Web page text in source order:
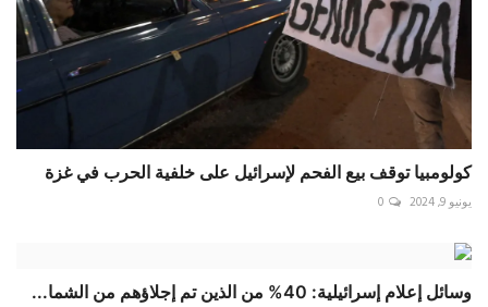
كولومبيا توقف بيع الفحم لإسرائيل على خلفية الحرب في غزة
يونيو 9, 2024 0
وسائل إعلام إسرائيلية: 40% من الذين تم إجلاؤهم من الشما...